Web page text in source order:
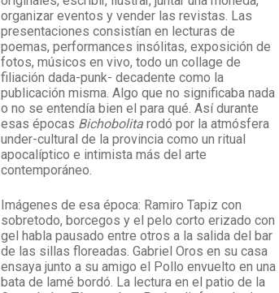
organizar eventos y vender las revistas. Las
presentaciones consistían en lecturas de
poemas, performances insólitas, exposición de
fotos, músicos en vivo, todo un collage de
filiación dada-punk- decadente como la
publicación misma. Algo que no significaba nada
o no se entendía bien el para qué. Así durante
esas épocas Bichobolita rodó por la atmósfera
under-cultural de la provincia como un ritual
apocalíptico e intimista más del arte
contemporáneo.
Imágenes de esa época: Ramiro Tapiz con
sobretodo, borcegos y el pelo corto erizado con
gel habla pausado entre otros a la salida del bar
de las sillas floreadas. Gabriel Oros en su casa
ensaya junto a su amigo el Pollo envuelto en una
bata de lamé bordó. La lectura en el patio de la